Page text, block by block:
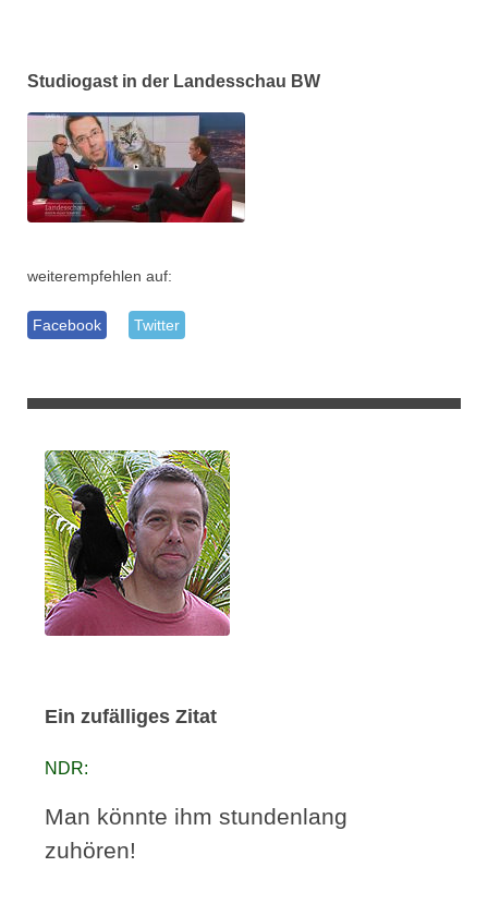
Studiogast in der Landesschau BW
weiterempfehlen auf:
Facebook Twitter
Ein zufälliges Zitat
NDR:
Man könnte ihm stundenlang
zuhören!